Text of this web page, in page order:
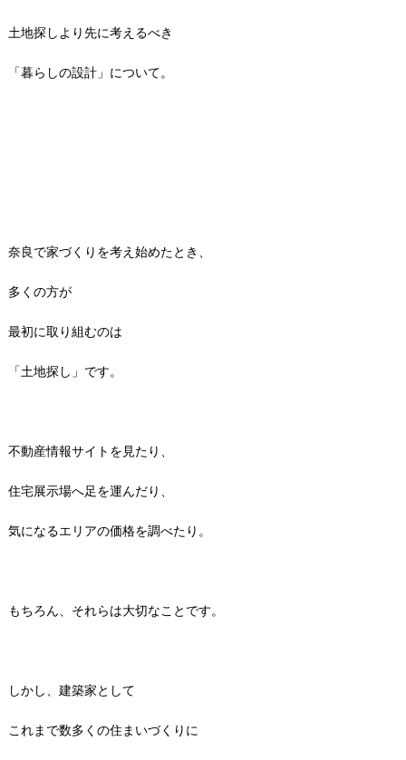
土地探しより先に考えるべき
「暮らしの設計」について。
奈良で家づくりを考え始めたとき、
多くの方が
最初に取り組むのは
「土地探し」です。
不動産情報サイトを見たり、
住宅展示場へ足を運んだり、
気になるエリアの価格を調べたり。
もちろん、それらは大切なことです。
しかし、建築家として
これまで数多くの住まいづくりに